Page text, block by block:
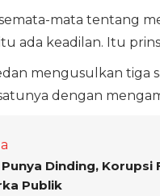
mata tentang
ada keadilan. Itu
mengusulkan
dengan
Dinding,
Publik